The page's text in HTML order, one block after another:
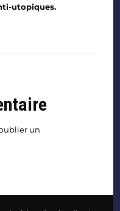
utopiques.
un